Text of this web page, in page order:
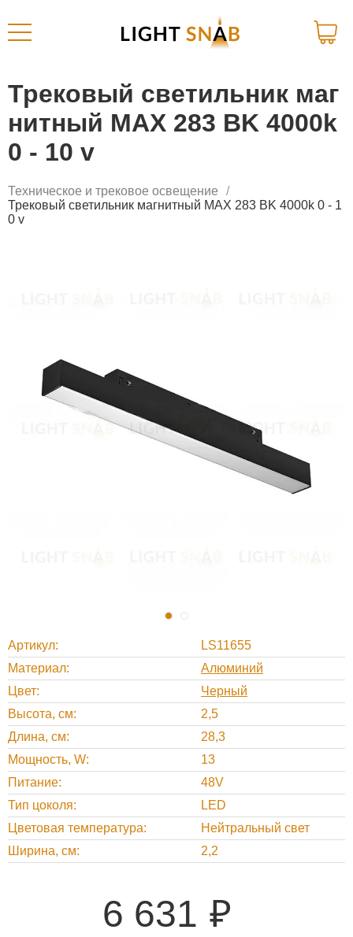
Трековый светильник маг
нитный MAX 283 BK 4000k
0 - 10 v
Техническое и трековое освещение
Трековый светильник магнитный MAX 283 BK 4000k 0 - 1
0 v
Артикул
LS11655
Материал
Алюминий
Цвет
Черный
Высота, см
2,5
Длина, см
28,3
Мощность, W
13
Питание
48V
Тип цоколя
LED
Цветовая температура
Нейтральный свет
Ширина, см
2,2
6 631